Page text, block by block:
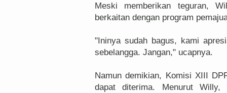
Meski memberikan teguran,
berkaitan dengan program
"Ininya sudah bagus, kami
sebelangga. Jangan," ucapnya.
Namun demikian, Komisi XIII
dapat diterima. Menurut Willy,